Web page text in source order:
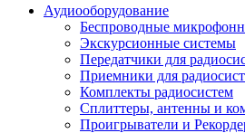
Аудиооборудование
Беспроводные
Экскурсионные системы
Передатчики для
Приемники для
Комплекты радиосистем
Сплиттеры, антенны и
Проигрыватели и